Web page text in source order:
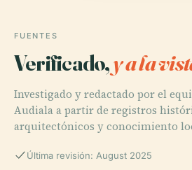
FUENTES
Verificado,y a la
Investigado y redactado por el
Audiala a partir de registros
arquitectónicos y conocimiento
Última revisión: August 2025